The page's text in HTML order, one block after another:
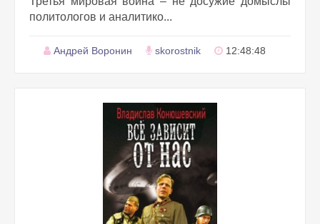
политологов и аналитико...
Андрей Воронин skorostnik 12:48:48